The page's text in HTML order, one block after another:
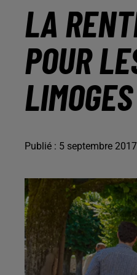
LA
POUR
LIMOGES
Publié : 5 septembre